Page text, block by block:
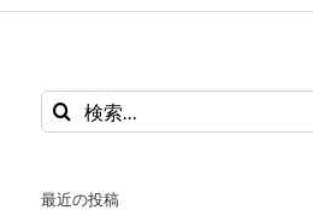
検
索
最近の投稿